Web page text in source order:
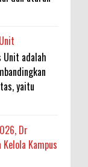
Unit adalah
yaitu
Dr
Kampus